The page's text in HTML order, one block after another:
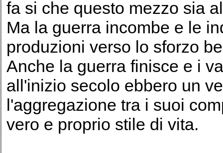
fa si che questo mezzo sia
Ma la guerra incombe e le
produzioni verso lo sforzo
Anche la guerra finisce e i
all'inizio secolo ebbero un
l'aggregazione tra i suoi
vero e proprio stile di vita.